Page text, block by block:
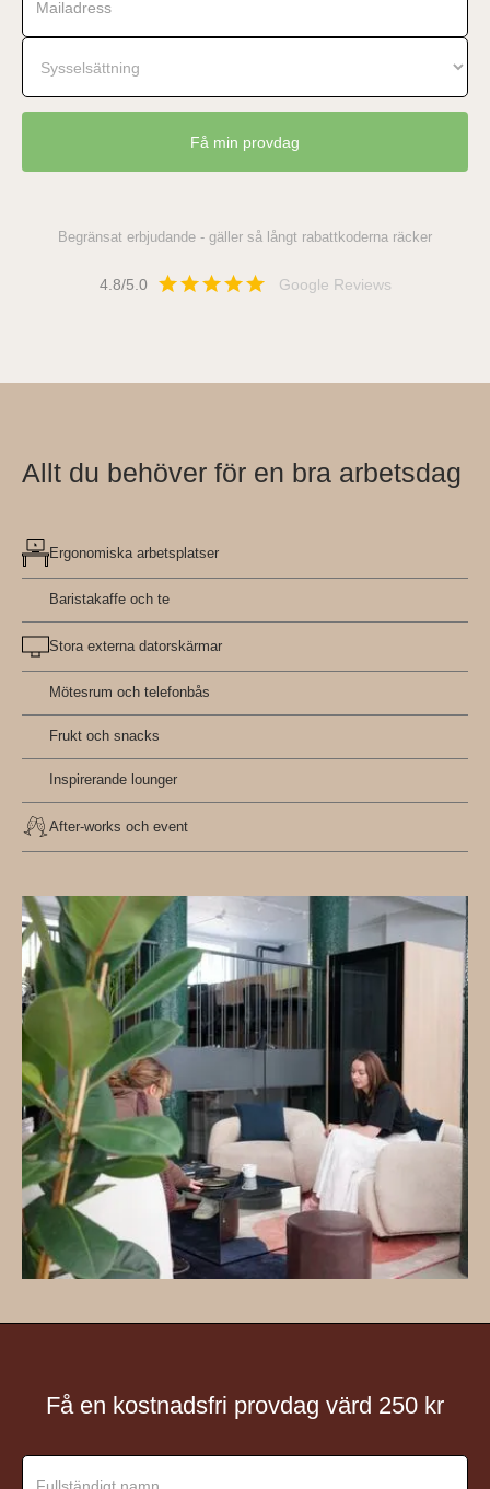
Begränsat erbjudande - gäller så långt rabattkoderna räcker
4.8/5.0 Google Reviews
Allt du behöver för en bra arbetsdag
Ergonomiska arbetsplatser
Baristakaffe och te
Stora externa datorskärmar
Mötesrum och telefonbås
Frukt och snacks
Inspirerande lounger
After-works och event
Få en kostnadsfri provdag värd 250 kr